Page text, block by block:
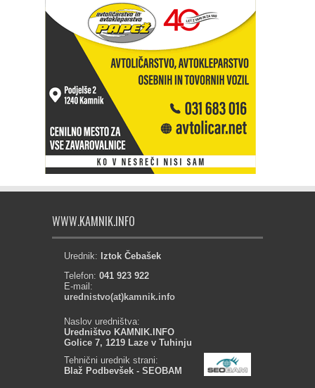
WWW.KAMNIK.INFO
Urednik: Iztok Čebašek
Telefon: 041 923 922
E-mail:
urednistvo(at)kamnik.info
Naslov uredništva:
Uredništvo KAMNIK.INFO
Golice 7, 1219 Laze v Tuhinju
Tehnični urednik strani:
Blaž Podbevšek - SEOBAM